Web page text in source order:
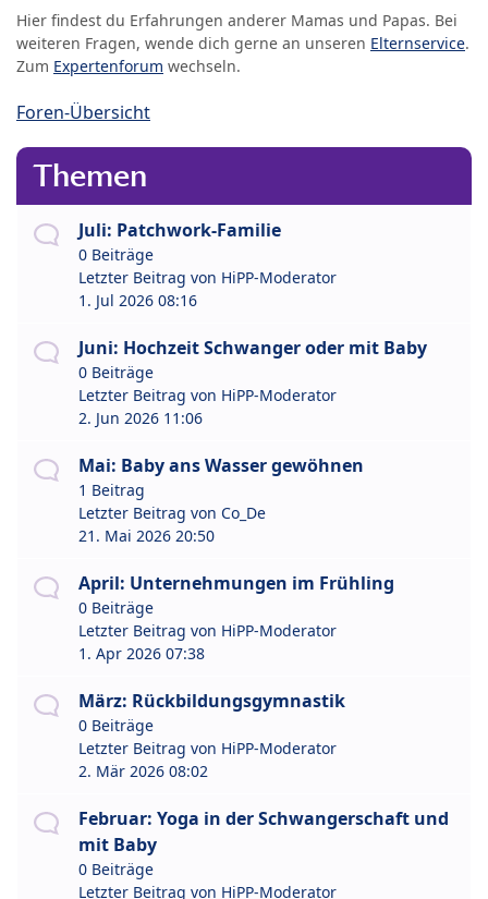
Hier findest du Erfahrungen anderer Mamas und Papas. Bei
weiteren Fragen, wende dich gerne an unseren Elternservice.
Zum Expertenforum wechseln.
Foren-Übersicht
Themen
Juli: Patchwork-Familie
0 Beiträge
Letzter Beitrag von HiPP-Moderator
1. Jul 2026 08:16
Juni: Hochzeit Schwanger oder mit Baby
0 Beiträge
Letzter Beitrag von HiPP-Moderator
2. Jun 2026 11:06
Mai: Baby ans Wasser gewöhnen
1 Beitrag
Letzter Beitrag von Co_De
21. Mai 2026 20:50
April: Unternehmungen im Frühling
0 Beiträge
Letzter Beitrag von HiPP-Moderator
1. Apr 2026 07:38
März: Rückbildungsgymnastik
0 Beiträge
Letzter Beitrag von HiPP-Moderator
2. Mär 2026 08:02
Februar: Yoga in der Schwangerschaft und
mit Baby
0 Beiträge
Letzter Beitrag von HiPP-Moderator